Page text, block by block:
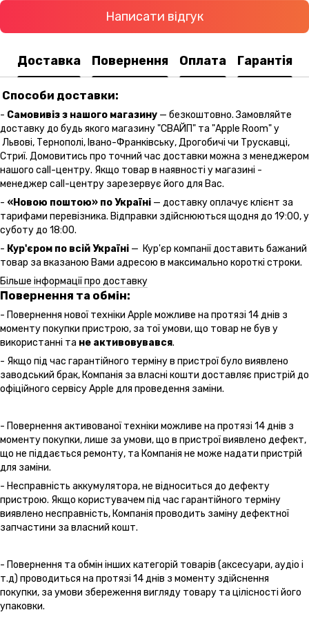
Написати відгук
Доставка Повернення Оплата Гарантія
Способи доставки:
- Самовивіз з нашого магазину — безкоштовно. Замовляйте
доставку до будь якого магазину "СВАЙП" та "Apple Room" у
Львові, Тернополі, Івано-Франківську, Дрогобичі чи Трускавці,
Стриї. Домовитись про точний час доставки можна з менеджером
нашого call-центру. Якщо товар в наявності у магазині -
менеджер call-центру зарезервує його для Вас.
- «Новою поштою» по Україні — доставку оплачує клієнт за
тарифами перевізника. Відправки здійснюються щодня до 19:00, у
суботу до 18:00.
- Кур'єром по всій Україні — Кур'єр компанії доставить бажаний
товар за вказаною Вами адресою в максимально короткі строки.
Більше інформації про доставку
Повернення та обмін:
- Повернення нової техніки Apple можливе на протязі 14 днів з
моменту покупки пристрою, за тої умови, що товар не був у
використанні та не активовувався.
- Якщо під час гарантійного терміну в пристрої було виявлено
заводський брак, Компанія за власні кошти доставляє пристрій до
офіційного сервісу Apple для проведення заміни.
- Повернення активованої техніки можливе на протязі 14 днів з
моменту покупки, лише за умови, що в пристрої виявлено дефект,
що не піддається ремонту, та Компанія не може надати пристрій
для заміни.
- Несправність аккумулятора, не відноситься до дефекту
пристрою. Якщо користувачем під час гарантійного терміну
виявлено несправність, Компанія проводить заміну дефектної
запчастини за власний кошт.
- Повернення та обмін інших категорій товарів (аксесуари, аудіо і
т.д) проводиться на протязі 14 днів з моменту здійснення
покупки, за умови збереження вигляду товару та цілісності його
упаковки.